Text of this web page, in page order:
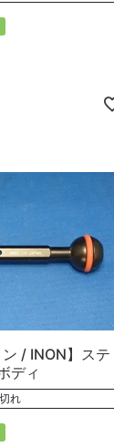
/ INON】ステ
ディ
れ